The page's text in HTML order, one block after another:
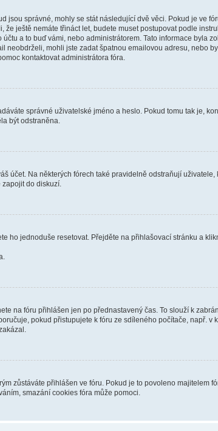
jsou správné, mohly se stát následující dvě věci. Pokud je ve
ještě nemáte třináct let, budete muset postupovat podle
a to buď vámi, nebo administrátorem. Tato informace byla
mohli jste zadat špatnou emailovou adresu, nebo
kontaktovat administrátora fóra.
správné uživatelské jméno a heslo. Pokud tomu tak je,
být odstraněna.
účet. Na některých fórech také pravidelně odstraňují
do diskuzí.
ho jednoduše resetovat. Přejděte na přihlašovací stránku a
na fóru přihlášen jen po přednastavený čas. To slouží k
pokud přistupujete k fóru ze sdíleného počítače, např.
zůstáváte přihlášen ve fóru. Pokud je to povoleno majitelem
smazání cookies fóra může pomoci.